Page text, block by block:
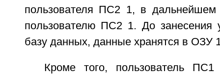
пользователя ПС2 1, в дальнейшем
пользователю ПС2 1. До занесения
базу данных, данные хранятся в ОЗУ
Кроме того, пользователь